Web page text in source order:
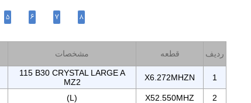
مشخصات قطعه ردیف
115 B30 CRYSTAL LARGE A
MZ2
X6.272MHZN 1
(L) X52.550MHZ
2